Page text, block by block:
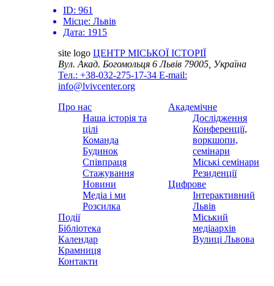
ID: 961
Місце: Львів
Дата: 1915
site logo ЦЕНТР МІСЬКОЇ ІСТОРІЇ
Вул. Акад. Богомольця 6Львів 79005, Україна
Тел.: +38-032-275-17-34 E-mail:
info@lvivcenter.org
Про нас
Наша історія та
цілі
Команда
Будинок
Співпраця
Стажування
Новини
Медіа і ми
Розсилка
Події
Бібліотека
Календар
Крамниця
Контакти
Академічне
Дослідження
Конференції,
воркшопи,
семінари
Міські семінари
Резиденції
Цифрове
Інтерактивний
Львів
Міський
медіаархів
Вулиці Львова